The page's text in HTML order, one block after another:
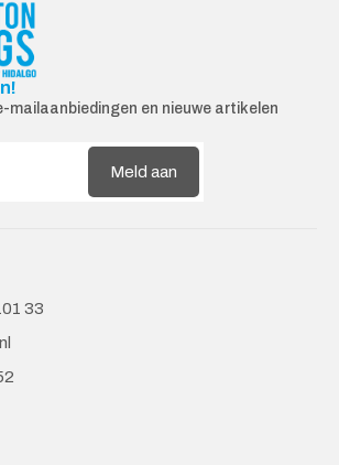
mailaanbiedingen en nieuwe artikelen
Meld aan
33